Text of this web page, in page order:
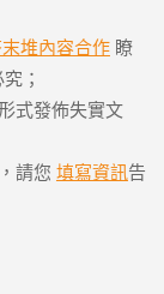
堆內容合作瞭
；
式發佈失實文
請您 填寫資訊告